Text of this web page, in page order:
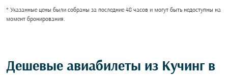
* Указанные цены были собраны за последние 48 часов и могут быть недоступны на
момент бронирования.
Дешевые авиабилеты из Кучинг в